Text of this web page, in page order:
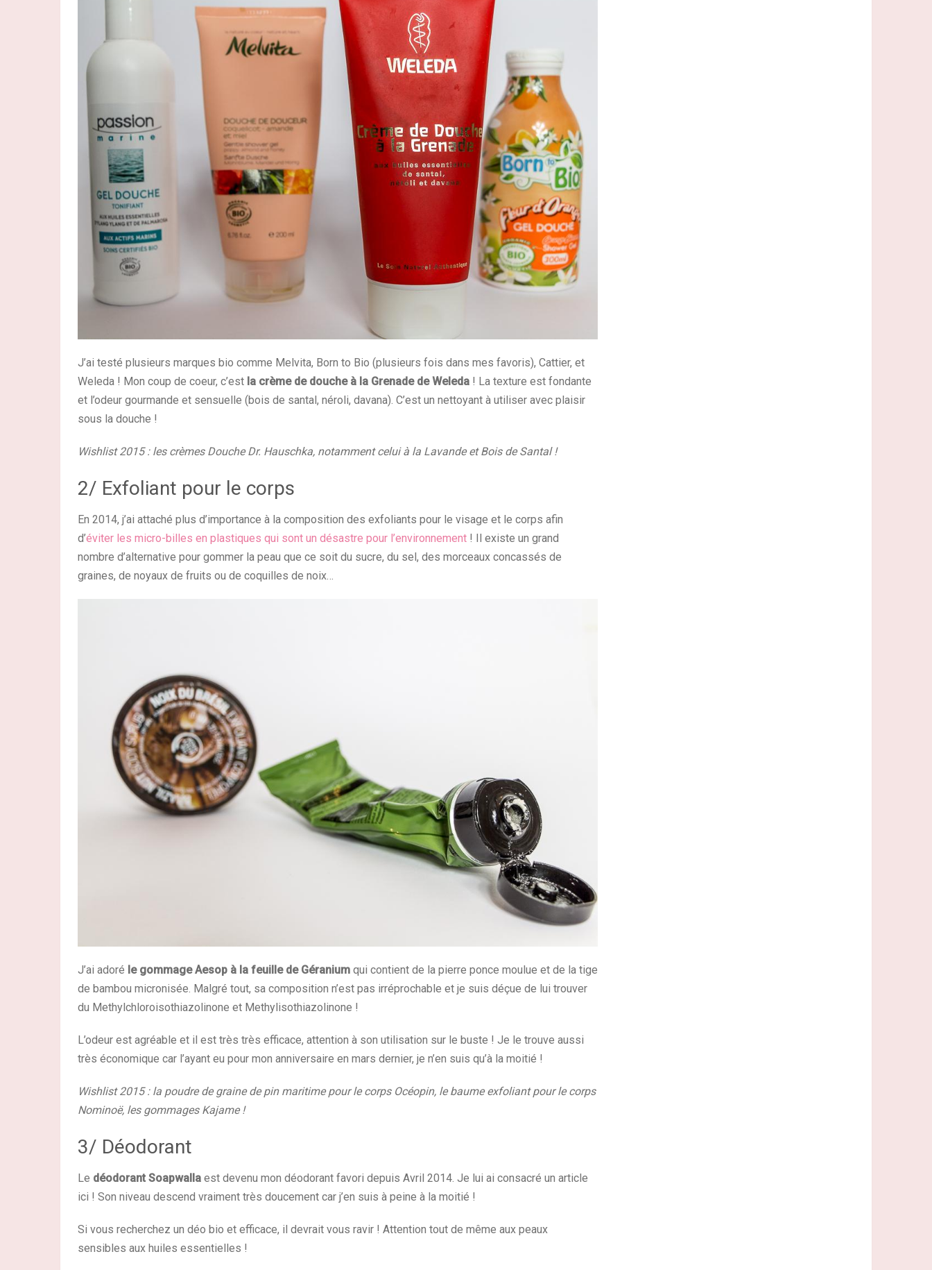
J’ai testé plusieurs marques bio comme Melvita, Born to Bio (plusieurs fois dans mes favoris), Cattier, et
Weleda ! Mon coup de coeur, c’est la crème de douche à la Grenade de Weleda ! La texture est fondante
et l’odeur gourmande et sensuelle (bois de santal, néroli, davana). C’est un nettoyant à utiliser avec plaisir
sous la douche !
Wishlist 2015 : les crèmes Douche Dr. Hauschka, notamment celui à la Lavande et Bois de Santal !
2/ Exfoliant pour le corps
En 2014, j’ai attaché plus d’importance à la composition des exfoliants pour le visage et le corps afin
d’éviter les micro-billes en plastiques qui sont un désastre pour l’environnement ! Il existe un grand
nombre d’alternative pour gommer la peau que ce soit du sucre, du sel, des morceaux concassés de
graines, de noyaux de fruits ou de coquilles de noix…
J’ai adoré le gommage Aesop à la feuille de Géranium qui contient de la pierre ponce moulue et de la tige
de bambou micronisée. Malgré tout, sa composition n’est pas irréprochable et je suis déçue de lui trouver
du Methylchloroisothiazolinone et Methylisothiazolinone !
L’odeur est agréable et il est très très efficace, attention à son utilisation sur le buste ! Je le trouve aussi
très économique car l’ayant eu pour mon anniversaire en mars dernier, je n’en suis qu’à la moitié !
Wishlist 2015 : la poudre de graine de pin maritime pour le corps Océopin, le baume exfoliant pour le corps
Nominoë, les gommages Kajame !
3/ Déodorant
Le déodorant Soapwalla est devenu mon déodorant favori depuis Avril 2014. Je lui ai consacré un article
ici ! Son niveau descend vraiment très doucement car j’en suis à peine à la moitié !
Si vous recherchez un déo bio et efficace, il devrait vous ravir ! Attention tout de même aux peaux
sensibles aux huiles essentielles !